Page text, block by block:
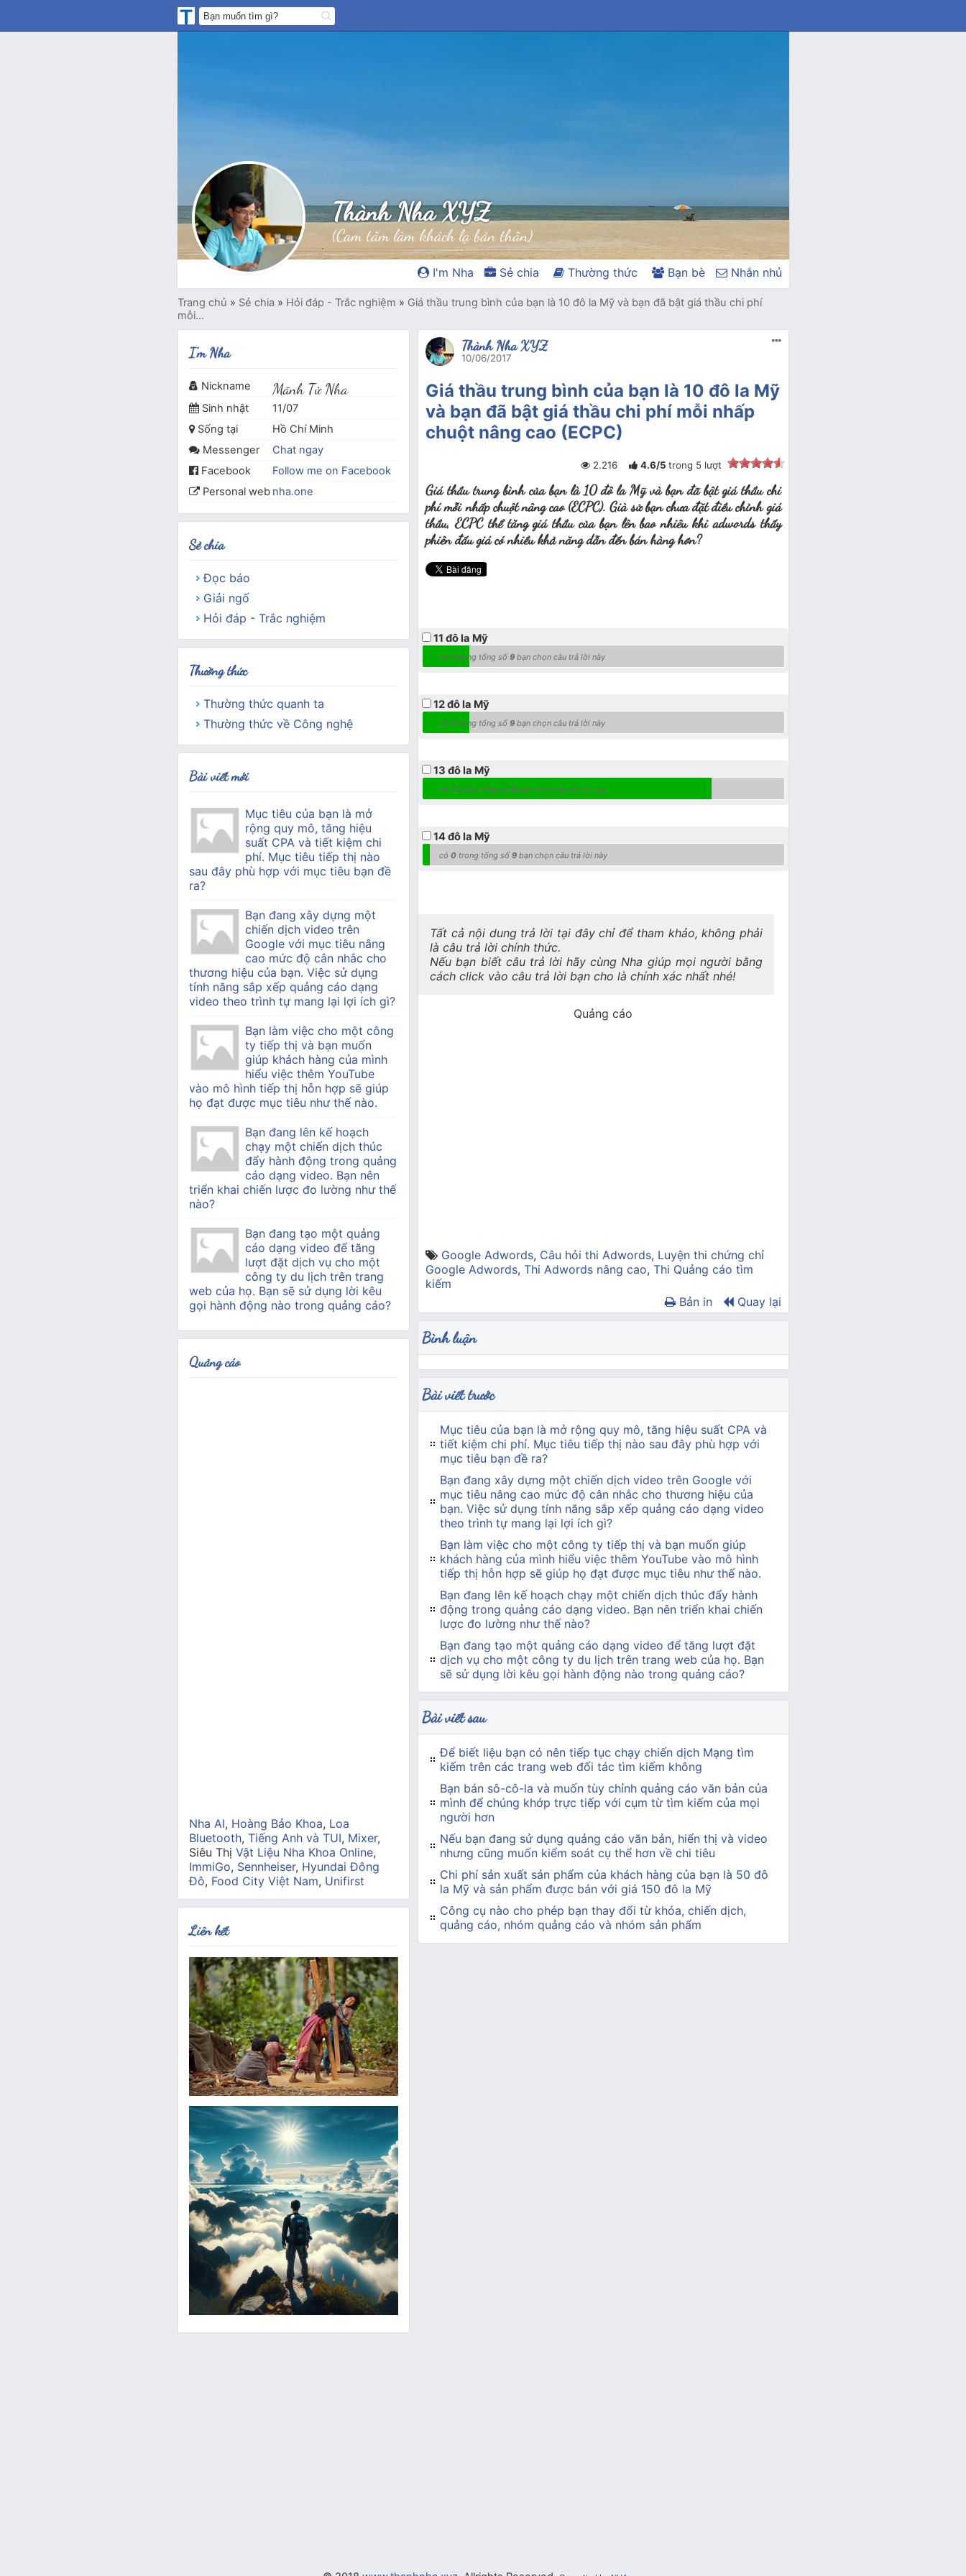
Thành Nha XYZ
(Cam tâm làm khách lạ bản thân)
I'm Nha Sẻ chia Thường thức Bạn bè Nhắn nhủ
Trang chủ » Sẻ chia » Hỏi đáp - Trắc nghiệm » Giá thầu trung bình của bạn là 10 đô la Mỹ và bạn đã bật giá thầu chi phí
mỗi...
Thành Nha XYZ
10/06/2017
Giá thầu trung bình của bạn là 10 đô la Mỹ
và bạn đã bật giá thầu chi phí mỗi nhấp
chuột nâng cao (ECPC)
2.216 4.6/5 trong 5lượt
Giá thầu trung bình của bạn là 10 đô la Mỹ và bạn đã bật giá thầu chi
phí mỗi nhấp chuột nâng cao (ECPC). Già sử bạn chưa đặt điều chỉnh giá
thầu, ECPC thể tăng giá thầu của bạn lên bao nhiêu khi adwords thấy
phiên đấu giá có nhiều khả năng dẫn đến bán hàng hơn?
11 đô la Mỹ
có 1 trong tổng số9 bạn chọn câu trả lời này
12 đô la Mỹ
có 1 trong tổng số9 bạn chọn câu trả lời này
13 đô la Mỹ
có 7 trong tổng số9 bạn chọn câu trả lời này
14 đô la Mỹ
có0 trong tổng số9 bạn chọn câu trả lời này
Tất cả nội dung trả lời tại đây chỉ để tham khảo, không phải
là câu trả lời chính thức.
Nếu bạn biết câu trả lời hãy cùng Nha giúp mọi người bằng
cách click vào câu trả lời bạn cho là chính xác nhất nhé!
Quảng cáo
Google Adwords, Câu hỏi thi Adwords, Luyện thi chứng chỉ
Google Adwords,Thi Adwords nâng cao,Thi Quảng cáo tìm
kiếm
Bản in
Quay lại
Bình luận
Bài viết trước
Mục tiêu của bạn là mở rộng quy mô, tăng hiệu suất CPA và
tiết kiệm chi phí. Mục tiêu tiếp thị nào sau đây phù hợp với
mục tiêu bạn đề ra?
Bạn đang xây dựng một chiến dịch video trên Google với
mục tiêu nâng cao mức độ cân nhắc cho thương hiệu của
bạn. Việc sử dụng tính năng sắp xếp quảng cáo dạng video
theo trình tự mang lại lợi ích gì?
Bạn làm việc cho một công ty tiếp thị và bạn muốn giúp
khách hàng của mình hiểu việc thêm YouTube vào mô hình
tiếp thị hỗn hợp sẽ giúp họ đạt được mục tiêu như thế nào.
Bạn đang lên kế hoạch chạy một chiến dịch thúc đẩy hành
động trong quảng cáo dạng video. Bạn nên triển khai chiến
lược đo lường như thế nào?
Bạn đang tạo một quảng cáo dạng video để tăng lượt đặt
dịch vụ cho một công ty du lịch trên trang web của họ. Bạn
sẽ sử dụng lời kêu gọi hành động nào trong quảng cáo?
Bài viết sau
Để biết liệu bạn có nên tiếp tục chạy chiến dịch Mạng tìm
kiếm trên các trang web đối tác tìm kiếm không
Bạn bán sô-cô-la và muốn tùy chỉnh quảng cáo văn bản của
mình để chúng khớp trực tiếp với cụm từ tìm kiếm của mọi
người hơn
Nếu bạn đang sử dụng quảng cáo văn bản, hiển thị và video
nhưng cũng muốn kiểm soát cụ thể hơn về chi tiêu
Chi phí sản xuất sản phẩm của khách hàng của bạn là 50 đô
la Mỹ và sản phẩm được bán với giá 150 đô la Mỹ
Công cụ nào cho phép bạn thay đổi từ khóa, chiến dịch,
quảng cáo, nhóm quảng cáo và nhóm sản phẩm
I'm Nha
Nickname Mãnh Tử Nha
Sinh nhật
11/07
Sống tại
Hồ Chí Minh
Messenger
Chat ngay
Facebook
Follow me on Facebook
Personal web nha.one
Sẻ chia
Đọc báo
Giải ngố
Hỏi đáp - Trắc nghiệm
Thường thức
Thường thức quanh ta
Thường thức về Công nghệ
Bài viết mới
Mục tiêu của bạn là mở
rộng quy mô, tăng hiệu
suất CPA và tiết kiệm chi
phí. Mục tiêu tiếp thị nào
sau đây phù hợp với mục tiêu bạn đề
ra?
Bạn đang xây dựng một
chiến dịch video trên
Google với mục tiêu nâng
cao mức độ cân nhắc cho
thương hiệu của bạn. Việc sử dụng
tính năng sắp xếp quảng cáo dạng
video theo trình tự mang lại lợi ích gì?
Bạn làm việc cho một công
ty tiếp thị và bạn muốn
giúp khách hàng của mình
hiểu việc thêm YouTube
vào mô hình tiếp thị hỗn hợp sẽ giúp
họ đạt được mục tiêu như thế nào.
Bạn đang lên kế hoạch
chạy một chiến dịch thúc
đẩy hành động trong quảng
cáo dạng video. Bạn nên
triển khai chiến lược đo lường như thế
nào?
Bạn đang tạo một quảng
cáo dạng video để tăng
lượt đặt dịch vụ cho một
công ty du lịch trên trang
web của họ. Bạn sẽ sử dụng lời kêu
gọi hành động nào trong quảng cáo?
Quảng cáo
Nha AI, Hoàng Bảo Khoa, Loa
Bluetooth, Tiếng Anh và TUI, Mixer,
Siêu Thị Vật Liệu Nha Khoa Online,
ImmiGo, Sennheiser, Hyundai Đông
Đô, Food City Việt Nam, Unifirst
Liên kết